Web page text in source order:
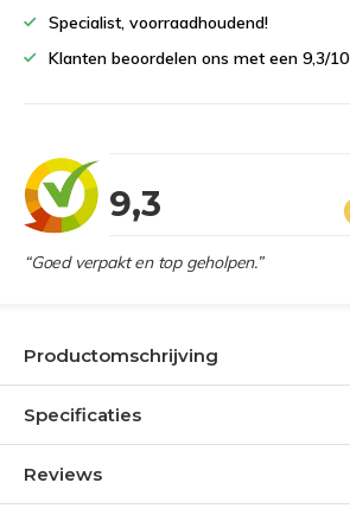
Specialist, voorraadhoudend!
Klanten beoordelen ons met een 9,3/10
9,3
“Goed verpakt en top geholpen.”
Productomschrijving
Specificaties
Reviews